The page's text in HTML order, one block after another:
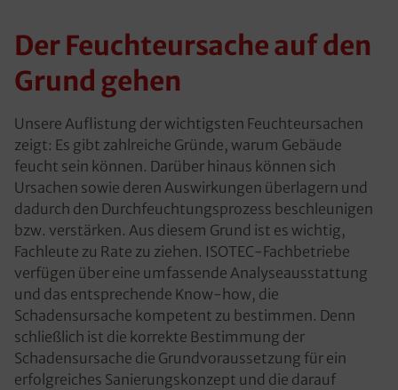
Der Feuchteursache auf den
Grund gehen
Unsere Auflistung der wichtigsten Feuchteursachen
zeigt: Es gibt zahlreiche Gründe, warum Gebäude
feucht sein können. Darüber hinaus können sich
Ursachen sowie deren Auswirkungen überlagern und
dadurch den Durchfeuchtungsprozess beschleunigen
bzw. verstärken. Aus diesem Grund ist es wichtig,
Fachleute zu Rate zu ziehen. ISOTEC-Fachbetriebe
verfügen über eine umfassende Analyseausstattung
und das entsprechende Know-how, die
Schadensursache kompetent zu bestimmen. Denn
schließlich ist die korrekte Bestimmung der
Schadensursache die Grundvoraussetzung für ein
erfolgreiches Sanierungskonzept und die darauf